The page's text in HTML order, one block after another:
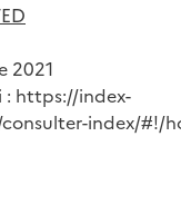
2021
: https://index-
index/#!/